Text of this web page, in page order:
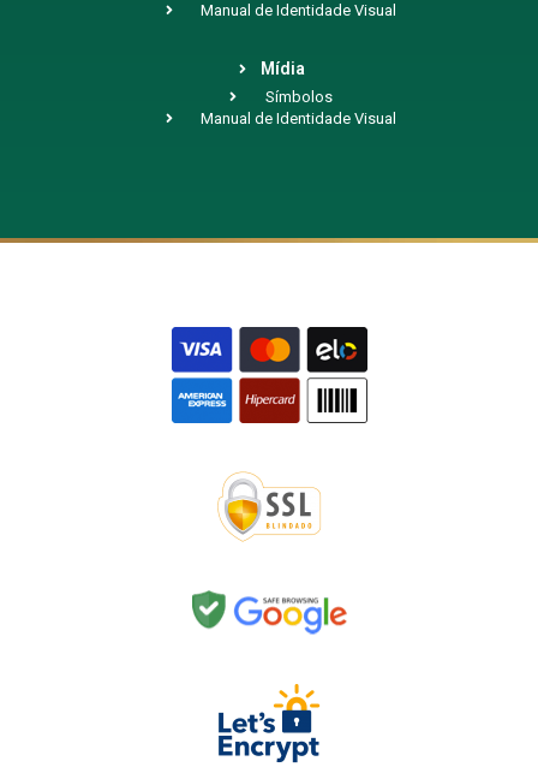
Manual de Identidade Visual
Mídia
Símbolos
Manual de Identidade Visual